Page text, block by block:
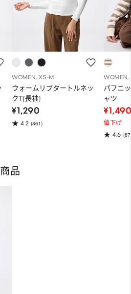
WOMEN, XS-M
ウォームリブタートルネッ
クT(長袖)
¥1,290
4.2 (861)
WOMEN,
パフニ
ャツ
値下げ
4.6
品